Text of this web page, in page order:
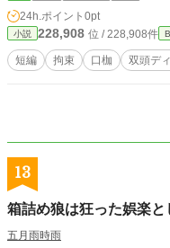
24h.ポイント 0pt
小説 228,908 位 / 228,908件
短編 拘束 口枷 双頭デ
13
箱詰め狼は狂った娯楽
五月雨時雨